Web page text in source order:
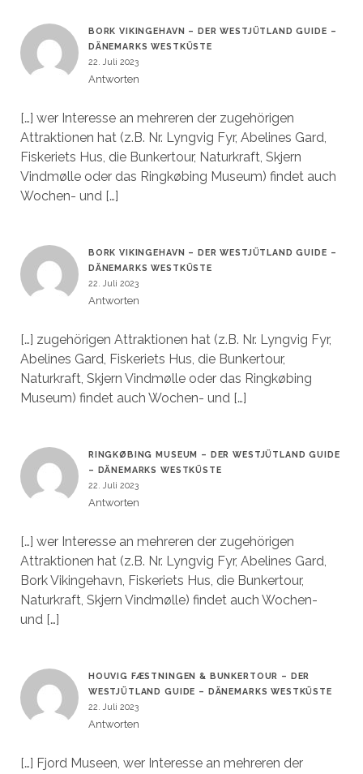
BORK VIKINGEHAVN – DER WESTJÜTLAND GUIDE –
DÄNEMARKS WESTKÜSTE
22. Juli 2023
Antworten
[…] wer Interesse an mehreren der zugehörigen
Attraktionen hat (z.B. Nr. Lyngvig Fyr, Abelines Gard,
Fiskeriets Hus, die Bunkertour, Naturkraft, Skjern
Vindmølle oder das Ringkøbing Museum) findet auch
Wochen- und […]
BORK VIKINGEHAVN – DER WESTJÜTLAND GUIDE –
DÄNEMARKS WESTKÜSTE
22. Juli 2023
Antworten
[…] zugehörigen Attraktionen hat (z.B. Nr. Lyngvig Fyr,
Abelines Gard, Fiskeriets Hus, die Bunkertour,
Naturkraft, Skjern Vindmølle oder das Ringkøbing
Museum) findet auch Wochen- und […]
RINGKØBING MUSEUM – DER WESTJÜTLAND GUIDE
– DÄNEMARKS WESTKÜSTE
22. Juli 2023
Antworten
[…] wer Interesse an mehreren der zugehörigen
Attraktionen hat (z.B. Nr. Lyngvig Fyr, Abelines Gard,
Bork Vikingehavn, Fiskeriets Hus, die Bunkertour,
Naturkraft, Skjern Vindmølle) findet auch Wochen-
und […]
HOUVIG FÆSTNINGEN & BUNKERTOUR – DER
WESTJÜTLAND GUIDE – DÄNEMARKS WESTKÜSTE
22. Juli 2023
Antworten
[…] Fjord Museen, wer Interesse an mehreren der